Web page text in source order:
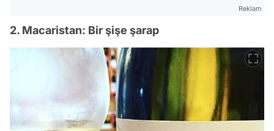
Reklam
2. Macaristan: Bir şişe şarap